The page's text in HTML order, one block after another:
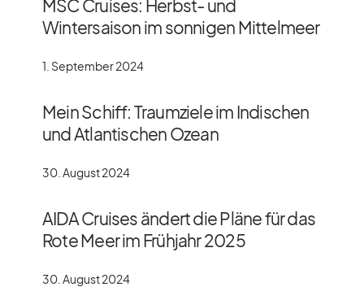
MSC Cruises: Herbst- und
Wintersaison im sonnigen Mittelmeer
1. September 2024
Mein Schiff: Traumziele im Indischen
und Atlantischen Ozean
30. August 2024
AIDA Cruises ändert die Pläne für das
Rote Meer im Frühjahr 2025
30. August 2024